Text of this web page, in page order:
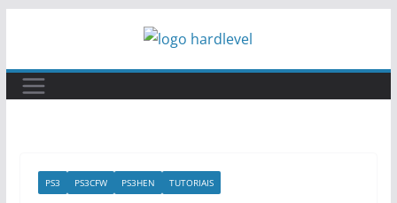
o
conteúdo
PS3 PS3CFW PS3HEN TUTORIAIS